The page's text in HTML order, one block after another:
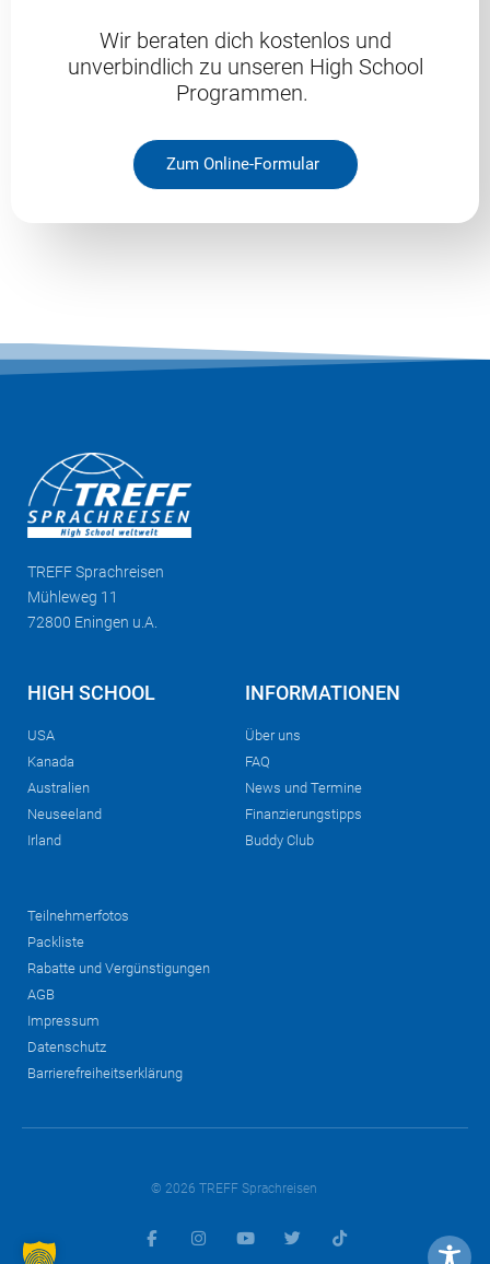
Wir beraten dich kostenlos und
unverbindlich zu unseren High School
Programmen.
Zum Online-Formular
TREFFSprachreisen
Mühleweg 11
72800 Eningen u.A.
HIGH SCHOOL
USA
Kanada
Australien
Neuseeland
Irland
INFORMATIONEN
Über uns
FAQ
News und Termine
Finanzierungstipps
Buddy Club
Teilnehmerfotos
Packliste
Rabatte und Vergünstigungen
AGB
Impressum
Datenschutz
Barrierefreiheitserklärung
© 2026 TREFF Sprachreisen